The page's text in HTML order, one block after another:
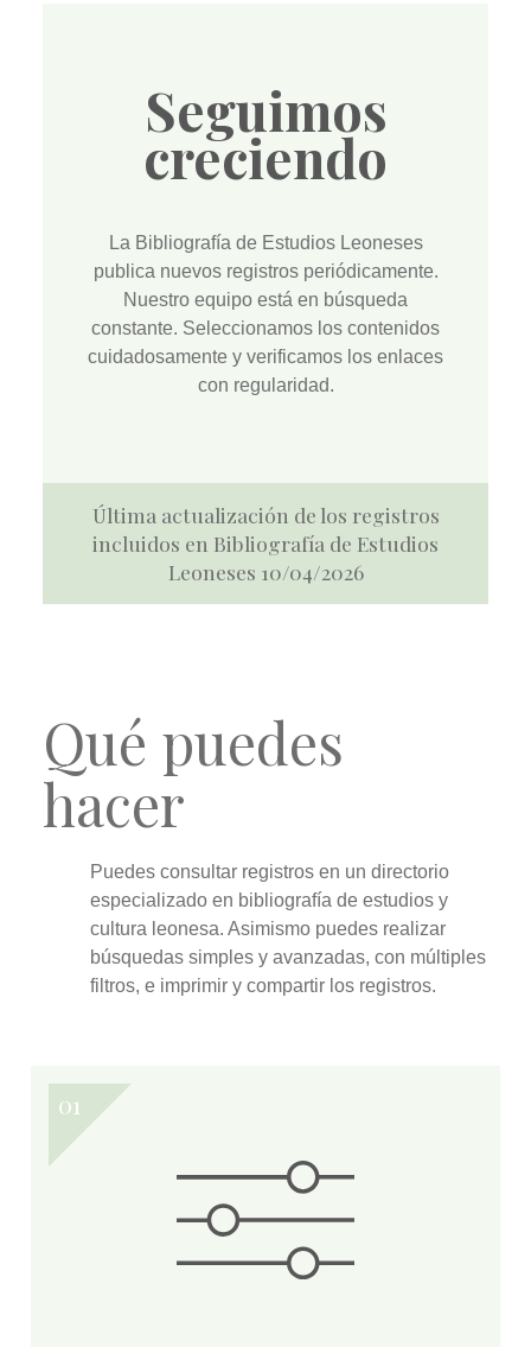
Seguimos
creciendo
La Bibliografía de Estudios Leoneses
publica nuevos registros periódicamente.
Nuestro equipo está en búsqueda
constante. Seleccionamos los contenidos
cuidadosamente y verificamos los enlaces
con regularidad.
Última actualización de los registros
incluidos en Bibliografía de Estudios
Leoneses 10/04/2026
Qué puedes
hacer
Puedesconsultar registros en un directorio
especializado en bibliografía de estudios y
cultura leonesa. Asimismo puedes realizar
búsquedas simples y avanzadas, con múltiples
filtros, e imprimir y compartir los registros.